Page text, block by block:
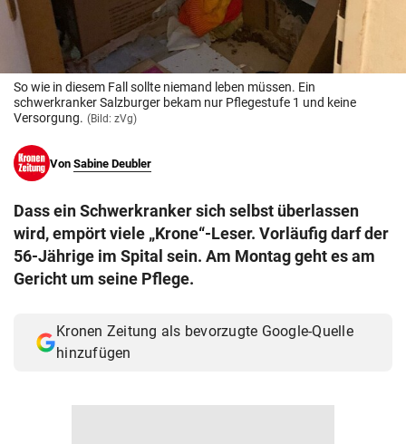
© Krone Multimedia GmbH & Co KG 2026
Muthgasse 2, 1190 Wien
So wie in diesem Fall sollte niemand leben müssen. Ein
schwerkranker Salzburger bekam nur Pflegestufe 1 und keine
Versorgung. (Bild: zVg)
Von Sabine Deubler
Dass ein Schwerkranker sich selbst überlassen
wird, empört viele „Krone“-Leser. Vorläufig darf der
56-Jährige im Spital sein. Am Montag geht es am
Gericht um seine Pflege.
Kronen Zeitung als bevorzugte Google-Quelle
hinzufügen